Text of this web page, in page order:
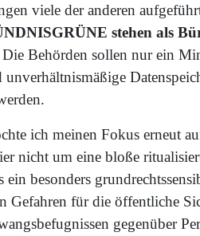
viele der anderen
stehen als
Die Behörden sollen nur ein
unverhältnismäßige
ich meinen Fokus erneut
nicht um eine bloße
ein besonders
Gefahren für die öffentliche
gegenüber